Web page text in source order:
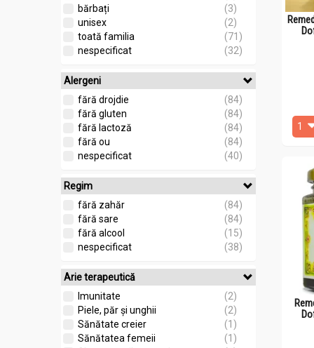
bărbați
(3)
unisex
(2)
toată familia
(71)
nespecificat
(32)
Alergeni
fără drojdie
(84)
fără gluten
(84)
fără lactoză
(84)
fără ou
(84)
nespecificat
(40)
Regim
fără zahăr
(84)
fără sare
(84)
fără alcool
(15)
nespecificat
(38)
Arie terapeutică
Imunitate
(2)
Piele, păr și unghii
(2)
Sănătate creier
(1)
Sănătatea femeii
(1)